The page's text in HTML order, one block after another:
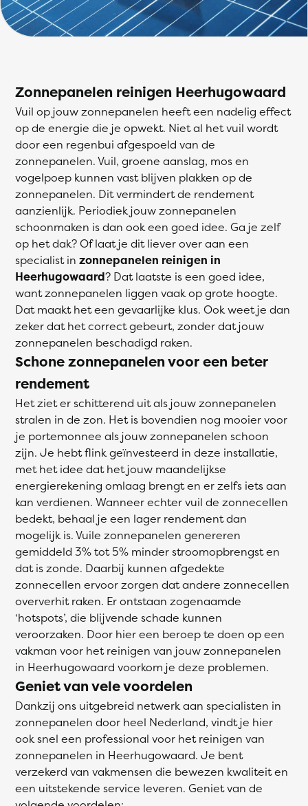
Zonnepanelen reinigen Heerhugowaard
Vuil op jouw zonnepanelen heeft een nadelig effect
op de energie die je opwekt. Niet al het vuil wordt
door een regenbui afgespoeld van de
zonnepanelen. Vuil, groene aanslag, mos en
vogelpoep kunnen vast blijven plakken op de
zonnepanelen. Dit vermindert de rendement
aanzienlijk. Periodiek jouw zonnepanelen
schoonmaken is dan ook een goed idee. Ga je zelf
op het dak? Of laat je dit liever over aan een
specialist in zonnepanelen reinigen in
Heerhugowaard? Dat laatste is een goed idee,
want zonnepanelen liggen vaak op grote hoogte.
Dat maakt het een gevaarlijke klus. Ook weet je dan
zeker dat het correct gebeurt, zonder dat jouw
zonnepanelen beschadigd raken.
Schone zonnepanelen voor een beter
rendement
Het ziet er schitterend uit als jouw zonnepanelen
stralen in de zon. Het is bovendien nog mooier voor
je portemonnee als jouw zonnepanelen schoon
zijn. Je hebt flink geïnvesteerd in deze installatie,
met het idee dat het jouw maandelijkse
energierekening omlaag brengt en er zelfs iets aan
kan verdienen. Wanneer echter vuil de zonnecellen
bedekt, behaal je een lager rendement dan
mogelijk is. Vuile zonnepanelen genereren
gemiddeld 3% tot 5% minder stroomopbrengst en
dat is zonde. Daarbij kunnen afgedekte
zonnecellen ervoor zorgen dat andere zonnecellen
oververhit raken. Er ontstaan zogenaamde
‘hotspots’, die blijvende schade kunnen
veroorzaken. Door hier een beroep te doen op een
vakman voor het reinigen van jouw zonnepanelen
in Heerhugowaard voorkom je deze problemen.
Geniet van vele voordelen
Dankzij ons uitgebreid netwerk aan specialisten in
zonnepanelen door heel Nederland, vindt je hier
ook snel een professional voor het reinigen van
zonnepanelen in Heerhugowaard. Je bent
verzekerd van vakmensen die bewezen kwaliteit en
een uitstekende service leveren. Geniet van de